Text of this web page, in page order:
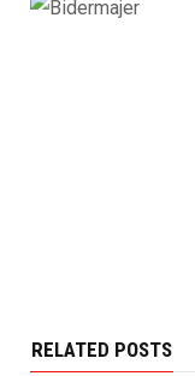
RELATED POSTS